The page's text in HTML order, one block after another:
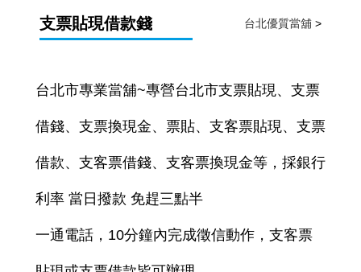
支票貼現借款錢 台北優質當舖 >
台北市專業當舖~專營台北市支票貼現、支票
借錢、支票換現金、票貼、支客票貼現、支票
借款、支客票借錢、支客票換現金等，採銀行
利率 當日撥款 免趕三點半
一通電話，10分鐘內完成徵信動作，支客票